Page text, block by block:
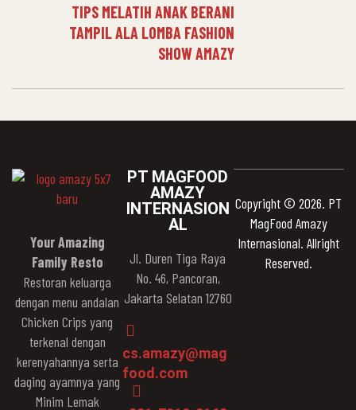
TIPS MELATIH ANAK BERANI
TAMPIL ALA LOMBA FASHION
SHOW AMAZY
PT MAGFOOD
AMAZY
INTERNASION
AL
Jl. Duren Tiga Raya
No. 46, Pancoran,
Jakarta Selatan 12760
cs.amazy@mag
food.com
Your Amazing
Family Resto
Restoran keluarga
dengan menu andalan
Chicken Crips yang
terkenal dengan
kerenyahannya serta
daging ayamnya yang
Minim Lemak
Copyright © 2026. PT
MagFood Amazy
Internasional. Allright
Reserved.